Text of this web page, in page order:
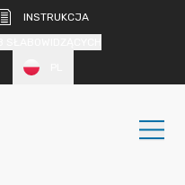
INSTRUKCJA